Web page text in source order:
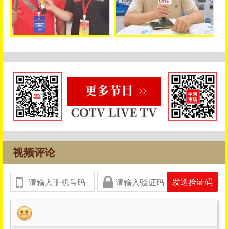
视频评论
发送验证码